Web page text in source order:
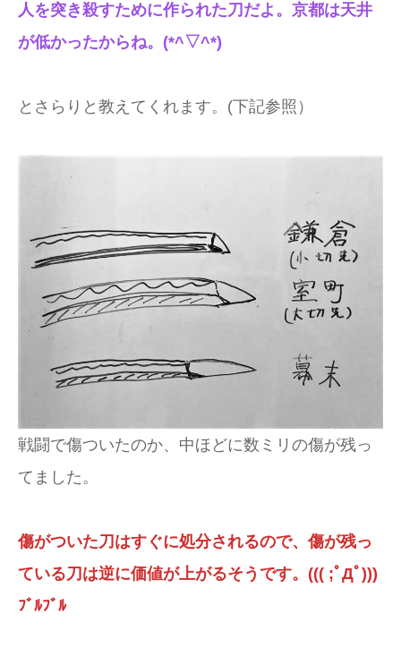
人を突き殺すために作られた刀だよ。京都は天井
が低かったからね。(*^▽^*)
とさらりと教えてくれます。(下記参照）
戦闘で傷ついたのか、中ほどに数ミリの傷が残っ
てました。
傷がついた刀はすぐに処分されるので、傷が残っ
ている刀は逆に価値が上がるそうです。((( ;ﾟДﾟ)))
ﾌﾞﾙﾌﾞﾙ